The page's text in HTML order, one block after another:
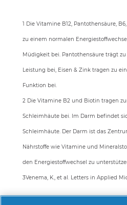
1 Die Vitamine B12, Pantothensäure,
zu einem normalen
Müdigkeit bei. Pantothensäure trägt
Leistung bei, Eisen & Zink tragen zu
Funktion bei.
2 Die Vitamine B2 und Biotin tragen
Schleimhäute bei. Im Darm befindet
Schleimhäute. Der Darm ist das
Nährstoffe wie Vitamine und
den Energiestoffwechsel zu
3Venema, K., et al. Letters in Applied